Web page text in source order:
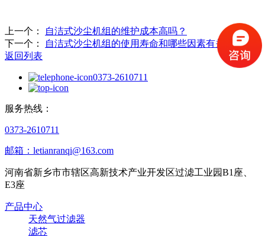
上一个：
自洁式沙尘机组的维护成本高吗？
下一个：
自洁式沙尘机组的使用寿命和哪些因素有关？
返回列表
0373-2610711
服务热线：
0373-2610711
邮箱：letianranqi@163.com
河南省新乡市市辖区高新技术产业开发区过滤工业园B1座、
E3座
产品中心
天然气过滤器
滤芯